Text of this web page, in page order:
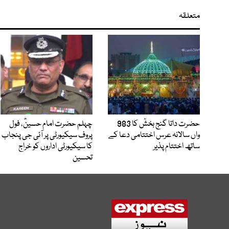
متعلقہ
حضرت داتا گنج بخشؒ کا 983
واں سالانہ عرس اختتامی دعا کے
ساتھ اختتام پذیر
چہلم حضرت امام حسینؓ، فول
پروف سیکیورٹی پر آئی جی پنجاب
کا سیکیورٹی اداروں کو خراج
تحسین